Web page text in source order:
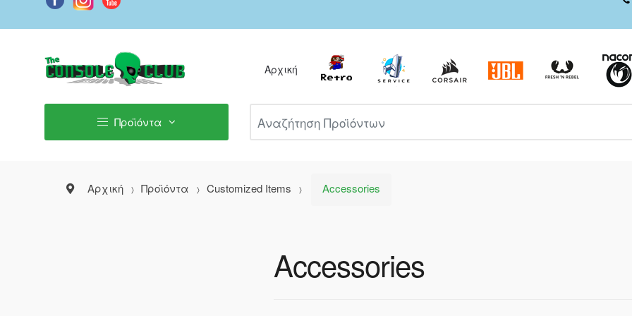
Αρχική
Προϊόντα
Αρχική Προϊόντα Customized Items Accessories
Accessories